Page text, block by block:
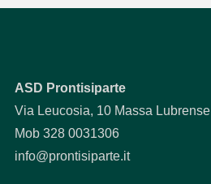
ASD Prontisiparte
Via Leucosia, 10 Massa Lubrense
Mob 328 0031306
info@prontisiparte.it